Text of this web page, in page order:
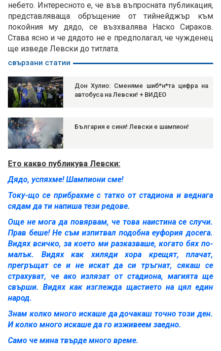
небето. Интересното е, че във въпросната публикация,
представляваща обръщение от тийнейджър към
покойния му дядо, се възхвалява Наско Сираков.
Става ясно и че дядото не е предполагал, че чужденец
ще изведе Левски до титлата.
свързани статии
Дон Хулио: Сменяме шиб*н*та цифра на
автобуса на Левски! + ВИДЕО
България е синя! Левски е шампион!
Ето какво публикува Левски:
Дядо, успяхме! Шампиони сме!
Току-що се прибрахме с татко от стадиона и веднага
сядам да ти напиша тези редове.
Още не мога да повярвам, че това наистина се случи.
Прав беше! Не съм изпитвал подобна еуфория досега.
Видях всичко, за което ми разказваше, когато бях по-
малък. Видях как хиляди хора крещят, плачат,
прегръщат се и не искат да си тръгнат, сякаш се
страхуват, че ако излязат от стадиона, магията ще
свърши. Видях как изглежда щастието на цял един
народ.
Знам колко много искаше да дочакаш точно този ден.
И колко много искаше да го изживеем заедно.
Само че мина твърде много време.